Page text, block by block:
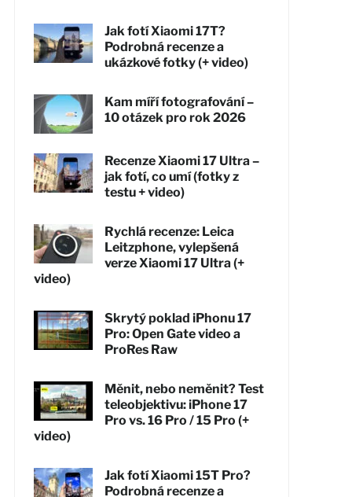
Jak fotí Xiaomi 17T?
Podrobná recenze a
ukázkové fotky (+ video)
Kam míří fotografování –
10 otázek pro rok 2026
Recenze Xiaomi 17 Ultra –
jak fotí, co umí (fotky z
testu + video)
Rychlá recenze: Leica
Leitzphone, vylepšená
verze Xiaomi 17 Ultra (+
video)
Skrytý poklad iPhonu 17
Pro: Open Gate video a
ProRes Raw
Měnit, nebo neměnit? Test
teleobjektivu: iPhone 17
Pro vs. 16 Pro / 15 Pro (+
video)
Jak fotí Xiaomi 15T Pro?
Podrobná recenze a